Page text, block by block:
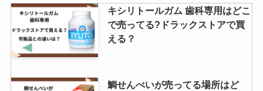
キシリトールガム 歯科専用はどこ
で売ってる?ドラックストアで買
える？
鯛せんべいが売ってる場所はど